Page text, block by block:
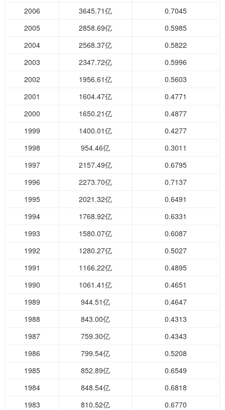
2006
3645.71亿
0.7045
2005
2858.69亿
0.5985
2004
2568.37亿
0.5822
2003
2347.72亿
0.5996
2002
1956.61亿
0.5603
2001
1604.47亿
0.4771
2000
1650.21亿
0.4877
1999
1400.01亿
0.4277
1998
954.46亿
0.3011
1997
2157.49亿
0.6795
1996
2273.70亿
0.7137
1995
2021.32亿
0.6491
1994
1768.92亿
0.6331
1993
1580.07亿
0.6087
1992
1280.27亿
0.5027
1991
1166.22亿
0.4895
1990
1061.41亿
0.4651
1989
944.51亿
0.4647
1988
843.00亿
0.4313
1987
759.30亿
0.4343
1986
799.54亿
0.5208
1985
852.89亿
0.6549
1984
848.54亿
0.6818
1983
810.52亿 0.6770